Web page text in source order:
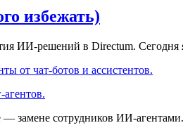
избежать)
ИИ-решений в Directum.
от чат-ботов и ассистентов.
замене сотрудников ИИ-агентами.